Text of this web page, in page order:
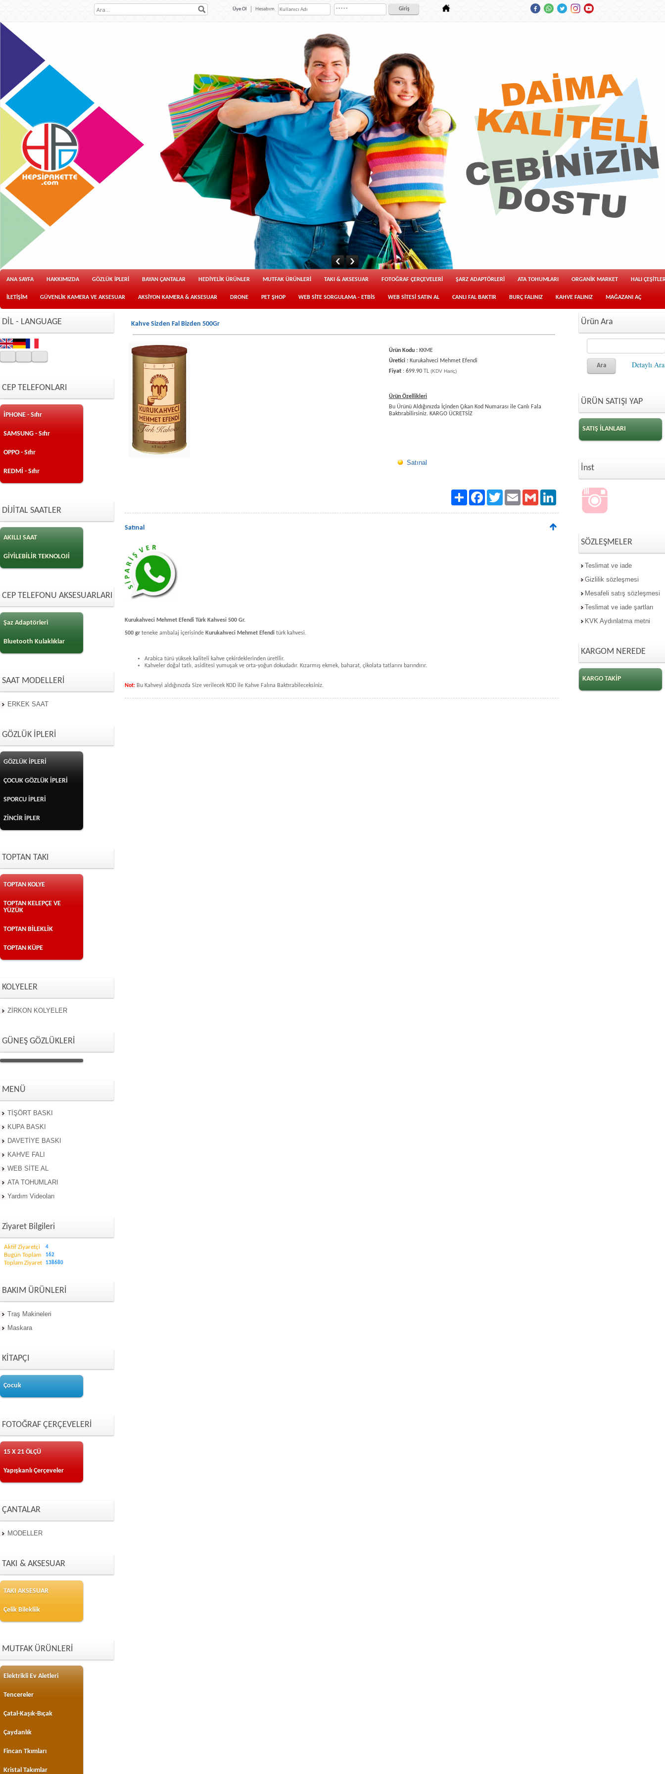
Üye Ol Hesabım
ANA SAYFA HAKKIMIZDA GÖZLÜK İPLERİ BAYAN ÇANTALAR HEDİYELİK ÜRÜNLER MUTFAK ÜRÜNLERİ TAKI & AKSESUAR FOTOĞRAF ÇERÇEVELERİ ŞARZ ADAPTÖRLERİ ATA TOHUMLARI ORGANİK MARKET HALI
İLETİŞİM GÜVENLİK KAMERA VE AKSESUAR AKSİYON KAMERA & AKSESUAR DRONE PET ŞHOP WEB SİTE SORGULAMA - ETBİS WEB SİTESİ SATIN AL CANLI FAL BAKTIR BURÇ FALINIZ KAHVE FALINIZ MAĞAZANI AÇ
DİL - LANGUAGE
CEP TELEFONLARI
İPHONE - Sıfır
SAMSUNG - Sıfır
OPPO - Sıfır
REDMİ - Sıfır
DİJİTAL SAATLER
AKILLI SAAT
GİYİLEBİLİR TEKNOLOJİ
CEP TELEFONU AKSESUARLARI
Şaz Adaptörleri
Bluetooth Kulaklıklar
SAAT MODELLERİ
ERKEK SAAT
GÖZLÜK İPLERİ
GÖZLÜK İPLERİ
ÇOCUK GÖZLÜK İPLERİ
SPORCU İPLERİ
ZİNCİR İPLER
TOPTAN TAKI
TOPTAN KOLYE
TOPTAN KELEPÇE VE
YÜZÜK
TOPTAN BİLEKLİK
TOPTAN KÜPE
KOLYELER
ZİRKON KOLYELER
GÜNEŞ GÖZLÜKLERİ
MENÜ
TİŞÖRT BASKI
KUPA BASKI
DAVETİYE BASKI
KAHVE FALI
WEB SİTE AL
ATA TOHUMLARI
Yardım Videoları
Ziyaret Bilgileri
Aktif Ziyaretçi 4
Bugün Toplam 162
Toplam Ziyaret 138680
BAKIM ÜRÜNLERİ
Traş Makineleri
Maskara
KİTAPÇI
Çocuk
FOTOĞRAF ÇERÇEVELERİ
15 X 21 ÖLÇÜ
Yapışkanlı Çerçeveler
ÇANTALAR
MODELLER
TAKI & AKSESUAR
TAKI AKSESUAR
Çelik Bilekliik
MUTFAK ÜRÜNLERİ
Elektrikli Ev Aletleri
Tencereler
Çatal-Kaşık-Bıçak
Çaydanlık
Fincan Tkımları
Kristal Takımlar
Kahve Sizden Fal Bizden 500Gr
Ürün Kodu : KKME
Üretici : Kurukahveci Mehmet Efendi
Fiyat : 699.90 TL (KDV Hariç)
Ürün Özellikleri
Bu Ürünü Aldığınızda İçinden Çıkan Kod Numarası ile Canlı Fala
Baktırabilirsiniz. KARGO ÜCRETSİZ
Satınal
Paylaş FacebookTwitter Email Gmail
Satınal
Kurukahveci Mehmet Efendi Türk Kahvesi 500 Gr.
500 gr teneke ambalaj içerisinde Kurukahveci Mehmet Efendi türk kahvesi.
Arabica türü yüksek kaliteli kahve çekirdeklerinden üretilir.
Kahveler doğal tatlı, asiditesi yumuşak ve orta-yoğun dokudadır. Kızarmış ekmek, baharat, çikolata tatlarını barındırır.
Not: Bu Kahveyi aldığınızda Size verilecek KOD ile Kahve Falına Baktırabileceksiniz.
Ürün Ara
Detaylı Ara
ÜRÜN SATIŞI YAP
SATIŞ İLANLARI
İnst
SÖZLEŞMELER
Teslimat ve iade
Gizlilik sözleşmesi
Mesafeli satış sözleşmesi
Teslimat ve iade şartları
KVK Aydınlatma metni
KARGOM NEREDE
KARGO TAKİP